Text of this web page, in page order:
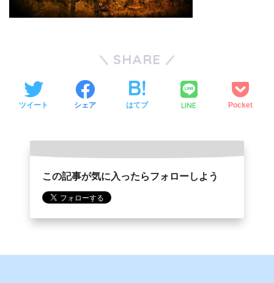
SHARE
ツイート シェア はてブ LINE Pocket
この記事が気に入ったらフォローしよう